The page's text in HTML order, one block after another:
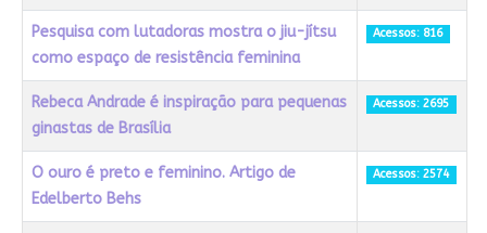
Pesquisa com lutadoras mostra o jiu-jítsu
como espaço de resistência feminina
Acessos: 816
Rebeca Andrade é inspiração para pequenas
ginastas de Brasília
Acessos: 2695
O ouro é preto e feminino. Artigo de
Edelberto Behs
Acessos: 2574